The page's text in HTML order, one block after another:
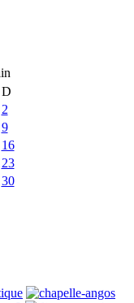
D
2
9
16
23
30